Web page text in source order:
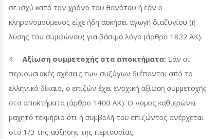
σε ισχύ κατά τον χρόνο του θανάτου ή εάν ο
κληρονομούμενος είχε ήδη ασκήσει αγωγή διαζυγίου (ή
λύσης του συμφώνου) για βάσιμο λόγο (άρθρο 1822 ΑΚ).
4. Αξίωση συμμετοχής στα αποκτήματα: Εάν οι
περιουσιακές σχέσεις των συζύγων διέπονται από το
ελληνικό δίκαιο, ο επιζών έχει ενοχική αξίωση συμμετοχής
στα αποκτήματα (άρθρο 1400 ΑΚ). Ο νόμος καθιερώνει
μαχητό τεκμήριο ότι η συμβολή του επιζώντος ανέρχεται
στο 1/3 της αύξησης της περιουσίας.